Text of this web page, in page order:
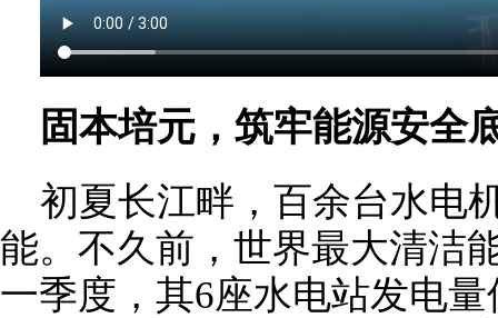
固本培元，筑牢能源安全
初夏长江畔，百余台水电
能。不久前，世界最大清洁
一季度，其6座水电站发电